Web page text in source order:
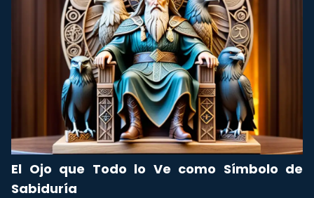
El Ojo que Todo lo Ve como Símbolo de
Sabiduría